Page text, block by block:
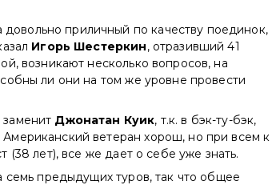
довольно приличный по качеству поединок,
Игорь Шестеркин, отразивший 41
возникают несколько вопросов, на
ли они на том же уровне провести
Джонатан Куик, т.к. в бэк-ту-бэк,
ветеран хорош, но при всем к
лет), все же дает о себе уже знать.
семь предыдущих туров, так что общее